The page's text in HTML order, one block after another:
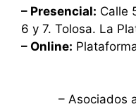
– Presencial: Calle
6 y 7. Tolosa. La
– Online:
– Asociados